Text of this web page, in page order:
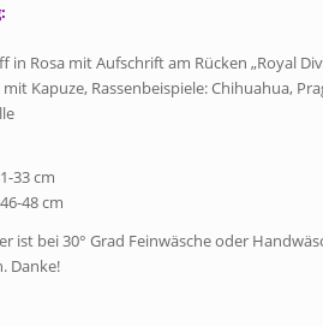
in Rosa mit Aufschrift am Rücken „Royal
Kapuze, Rassenbeispiele: Chihuahua,
33 cm
48 cm
ist bei 30° Grad Feinwäsche oder
Danke!